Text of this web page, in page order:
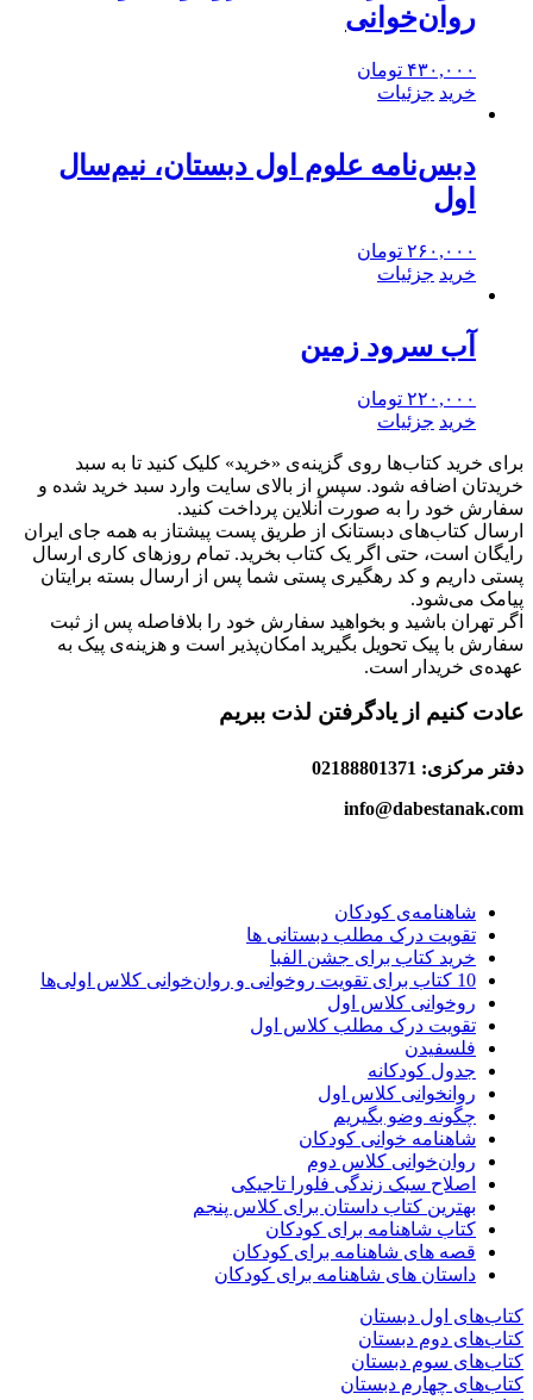
روان‌خوانی
۴۳۰,۰۰۰ تومان
خرید جزئیات
دبس‌نامه علوم اول دبستان، نیم‌سال
اول
۲۶۰,۰۰۰ تومان
خرید جزئیات
آب سرود زمین
۲۲۰,۰۰۰ تومان
خرید جزئیات
برای خرید کتاب‌ها روی گزینه‌ی «خرید» کلیک کنید تا به سبد
خریدتان اضافه شود. سپس از بالای سایت وارد سبد خرید شده و
سفارش خود را به صورت آنلاین پرداخت کنید.
ارسال کتاب‌های دبستانک از طریق پست پیشتاز به همه جای ایران
رایگان است، حتی اگر یک کتاب بخرید. تمام روزهای کاری ارسال
پستی داریم و کد رهگیری پستی شما پس از ارسال بسته برایتان
پیامک می‌شود.
اگر تهران باشید و بخواهید سفارش خود را بلافاصله پس از ثبت
سفارش با پیک تحویل بگیرید امکان‌پذیر است و هزینه‌ی پیک به
عهده‌ی خریدار است.
عادت کنیم از یادگرفتن لذت ببریم
دفتر مرکزی: 02188801371
info@dabestanak.com
شاهنامه‌ی کودکان
تقویت درک مطلب دبستانی ها
خرید کتاب برای جشن الفبا
10 کتاب برای تقویت روخوانی و روان‌خوانی کلاس اولی‌ها
روخوانی کلاس اول
تقویت درک مطلب کلاس اول
فلسفیدن
جدول کودکانه
روانخوانی کلاس اول
چگونه وضو بگیریم
شاهنامه خوانی کودکان
روان‌خوانی کلاس دوم
اصلاح سبک زندگی فلورا تاجیکی
بهترین کتاب داستان برای کلاس پنجم
کتاب شاهنامه برای کودکان
قصه های شاهنامه برای کودکان
داستان های شاهنامه برای کودکان
کتاب‌های اول دبستان
کتاب‌های دوم دبستان
کتاب‌های سوم دبستان
کتاب‌های چهارم دبستان